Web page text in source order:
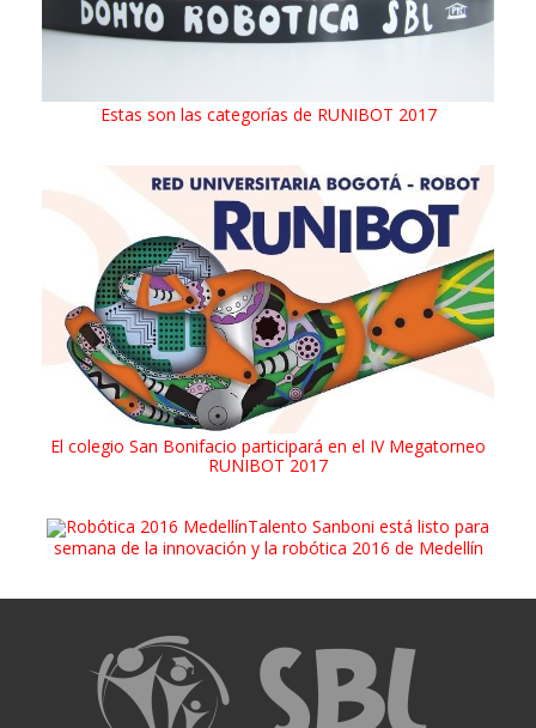
Estas son las categorías de RUNIBOT 2017
El colegio San Bonifacio participará en el IV Megatorneo
RUNIBOT 2017
Talento Sanboni está listo para
semana de la innovación y la robótica 2016 de Medellín